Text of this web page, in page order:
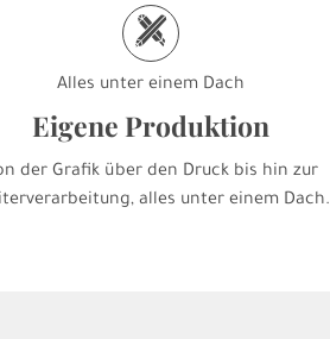
h
Alles unter einem Dach
Eigene Produktion
der Grafik über den Druck bis hin zur
alles unter einem Dach.